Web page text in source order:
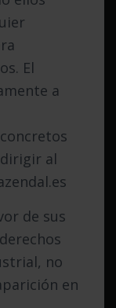
El
a
al
de sus
no
en